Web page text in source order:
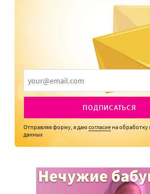
ПОДПИСАТЬСЯ
Отправляя форму, я даюсогласие на обработку
данных